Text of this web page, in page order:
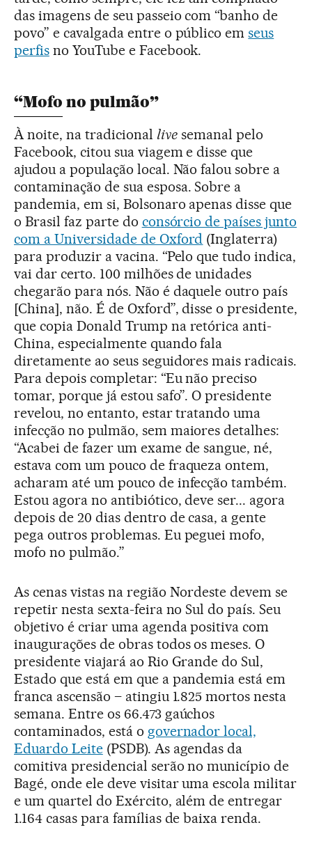
das imagens de seu passeio com “banho de
povo” e cavalgada entre o público emseus
perfisno YouTube e Facebook.
“Mofo no pulmão”
À noite, na tradicional live semanal pelo
Facebook, citou sua viagem e disse que
ajudou a população local. Não falou sobre a
contaminação de sua esposa. Sobre a
pandemia, em si, Bolsonaro apenas disse que
o Brasil faz parte do consórcio de países junto
com a Universidade de Oxford (Inglaterra)
para produzir a vacina. “Pelo que tudo indica,
vai dar certo. 100 milhões de unidades
chegarão para nós. Não é daquele outro país
[China], não. É de Oxford”, disse o presidente,
que copia Donald Trump na retórica anti-
China, especialmente quando fala
diretamente ao seus seguidores mais radicais.
Para depois completar: “Eu não preciso
tomar, porque já estou safo”. O presidente
revelou, no entanto, estar tratando uma
infecção no pulmão, sem maiores detalhes:
“Acabei de fazer um exame de sangue, né,
estava com um pouco de fraqueza ontem,
acharam até um pouco de infecção também.
Estou agora no antibiótico, deve ser... agora
depois de 20 dias dentro de casa, a gente
pega outros problemas. Eu peguei mofo,
mofo no pulmão.”
As cenas vistas na região Nordeste devem se
repetir nesta sexta-feira no Sul do país. Seu
objetivo é criar uma agenda positiva com
inaugurações de obras todos os meses. O
presidente viajará ao Rio Grande do Sul,
Estado que está em que a pandemia está em
franca ascensão – atingiu 1.825 mortos nesta
semana. Entre os 66.473 gaúchos
contaminados, está o governador local,
Eduardo Leite(PSDB). As agendas da
comitiva presidencial serão no município de
Bagé, onde ele deve visitar uma escola militar
e um quartel do Exército, além de entregar
1.164 casas para famílias de baixa renda.